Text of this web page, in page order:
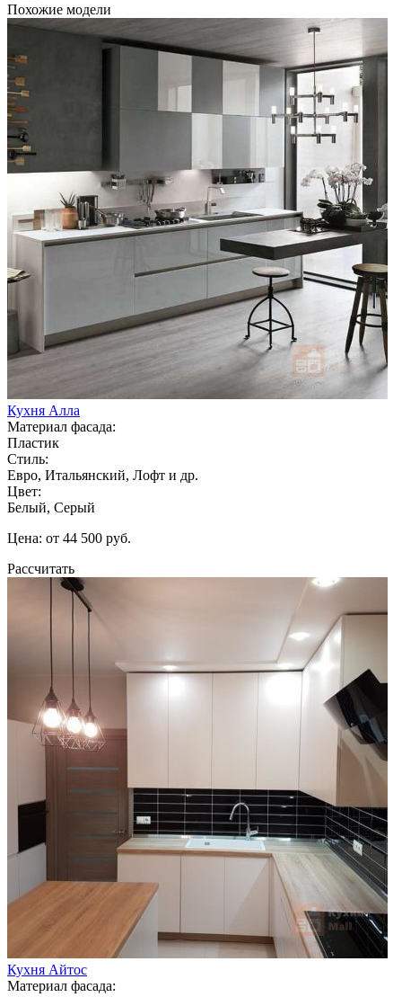
Похожие модели
Кухня Алла
Материал фасада:
Пластик
Стиль:
Евро, Итальянский, Лофт и др.
Цвет:
Белый, Серый
Цена: от 44 500 руб.
Рассчитать
Кухня Айтос
Материал фасада: